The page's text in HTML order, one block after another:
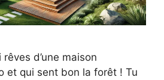
d’une maison
et qui sent bon la forêt ! Tu